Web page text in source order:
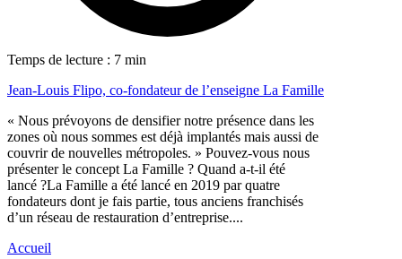
Temps de lecture : 7 min
Jean-Louis Flipo, co-fondateur de l’enseigne La Famille
« Nous prévoyons de densifier notre présence dans les
zones où nous sommes est déjà implantés mais aussi de
couvrir de nouvelles métropoles. » Pouvez-vous nous
présenter le concept La Famille ? Quand a-t-il été
lancé ?La Famille a été lancé en 2019 par quatre
fondateurs dont je fais partie, tous anciens franchisés
d’un réseau de restauration d’entreprise....
Accueil